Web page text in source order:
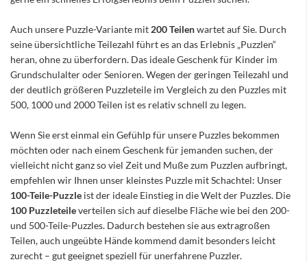
Auch unsere Puzzle-Variante mit 200 Teilenwartet auf Sie. Durch
seine übersichtliche Teilezahl führt es an das Erlebnis „Puzzlen“
heran, ohne zu überfordern. Das ideale Geschenk für Kinder im
Grundschulalter oder Senioren. Wegen der geringen Teilezahl und
der deutlich größeren Puzzleteile im Vergleich zu den Puzzles mit
500, 1000 und 2000 Teilen ist es relativ schnell zu legen.
Wenn Sie erst einmal ein Gefühlp für unsere Puzzles bekommen
möchten oder nach einem Geschenk für jemanden suchen, der
vielleicht nicht ganz so viel Zeit und Muße zum Puzzlen aufbringt,
empfehlen wir Ihnen unser kleinstes Puzzle mit Schachtel: Unser
100-Teile-Puzzle ist der ideale Einstieg in die Welt der Puzzles. Die
100 Puzzleteileverteilen sich auf dieselbe Fläche wie bei den 200-
und 500-Teile-Puzzles. Dadurch bestehen sie aus extragroßen
Teilen, auch ungeübte Hände kommend damit besonders leicht
zurecht – gut geeignet speziell für unerfahrene Puzzler.